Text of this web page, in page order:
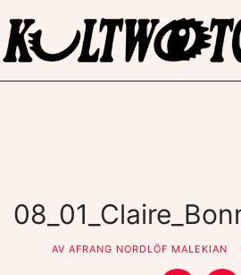
AV AFRANG NORDLÖF MALEKIAN